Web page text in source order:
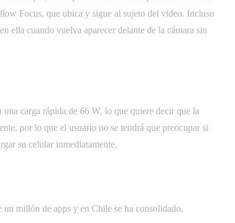
Focus, que ubica y sigue al sujeto del video. Incluso
ella cuando vuelva aparecer delante de la cámara sin
carga rápida de 66 W, lo que quiere decir que la
por lo que el usuario no se tendrá que preocupar si
su celular inmediatamente.
millón de apps y en Chile se ha consolidado,